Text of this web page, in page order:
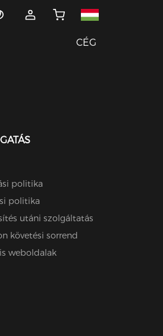
CÉG
politika
politika
utáni szolgáltatás
követési sorrend
weboldalak